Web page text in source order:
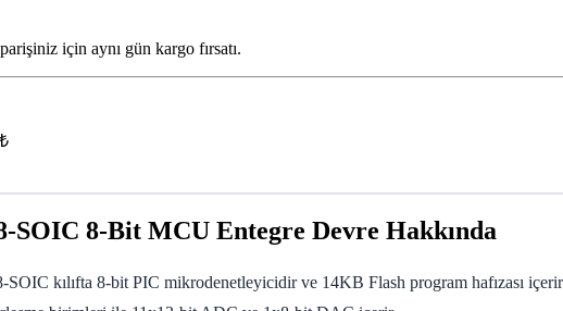
için aynı gün kargo fırsatı.
SOIC 8-Bit MCU Entegre Devre Hakkında
kılıfta 8-bit PIC mikrodenetleyicidir ve 14KB Flash program hafızası